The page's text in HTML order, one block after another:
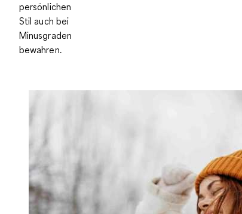
persönlichen
Stil auch bei
Minusgraden
bewahren.